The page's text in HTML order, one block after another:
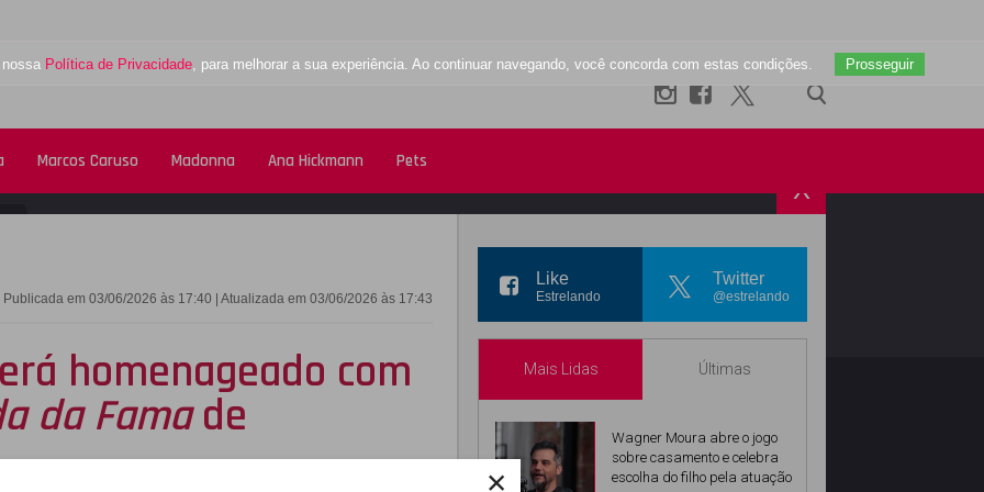
×
Política de Privacidade, para melhorar a sua experiência. Ao continuar navegando, você concorda com estas condições. Prosseguir
Marcos Caruso Madonna Ana Hickmann Pets
X
Publicada em 03/06/2026 às 17:40 | Atualizada em 03/06/2026 às 17:43
homenageado com
da Famade
Like
Estrelando
Twitter
@estrelando
Mais Lidas Últimas
Wagner Moura abre o jogo
sobre casamento e celebra
escolha do filho pela atuação
INSTAGRAM